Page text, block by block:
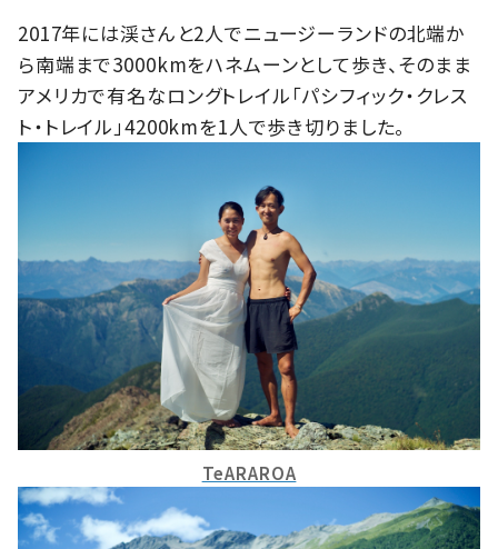
2017年には渓さんと2人でニュージーランドの北端か
ら南端まで3000kmをハネムーンとして歩き、そのまま
アメリカで有名なロングトレイル「パシフィック・クレス
ト・トレイル」4200kmを1人で歩き切りました。
TeARAROA